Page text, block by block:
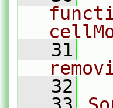
   31
   32